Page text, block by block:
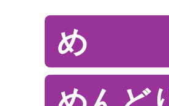
め